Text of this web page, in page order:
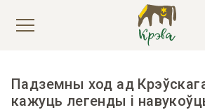
Падземны ход ад
кажуць легенды і